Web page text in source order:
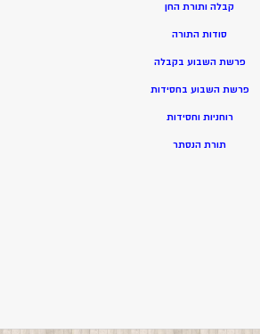
קבלה ותורת החן
סודות התורה
פרשת השבוע בקבלה
פרשת השבוע בחסידות
רוחניות וחסידות
תורת הנסתר